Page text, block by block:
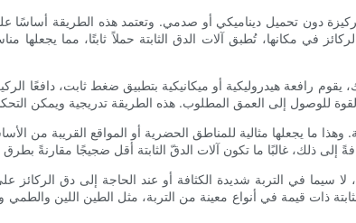
دون تحميل ديناميكي أو صدمي. وتعتمد هذه الطريقة
في مكانها، تُطبق آلات الدق الثابتة حملاً ثابتًا، مما
يقوم رافعة هيدروليكية أو ميكانيكية بتطبيق ضغط ثابت، دافعًا
وهذا ما يجعلها مثالية للمناطق الحضرية أو المواقع القريبة من
لا سيما في التربة شديدة الكثافة أو عند الحاجة إلى دق
ذات قيمة في أنواع معينة من التربة، مثل الطين اللين